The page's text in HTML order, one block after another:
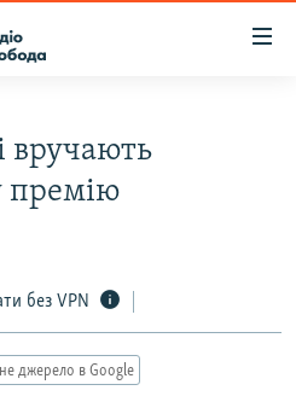
вручають
премію
без VPN
джерело в Google